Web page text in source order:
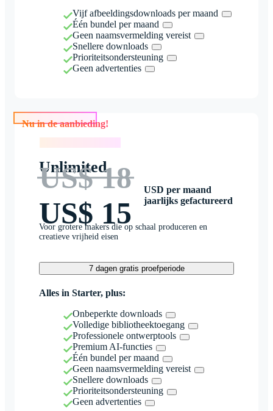
Vijf afbeeldingsdownloads per maand
Één bundel per maand
Geen naamsvermelding vereist
Snellere downloads
Prioriteitsondersteuning
Geen advertenties
Nu in de aanbieding!
Unlimited
US$ 18
US$ 15
USD per maand
jaarlijks gefactureerd
Voor grotere makers die op schaal produceren en
creatieve vrijheid eisen
7 dagen gratis proefperiode
Alles in Starter, plus:
Onbeperkte downloads
Volledige bibliotheektoegang
Professionele ontwerptools
Premium AI-functies
Één bundel per maand
Geen naamsvermelding vereist
Snellere downloads
Prioriteitsondersteuning
Geen advertenties